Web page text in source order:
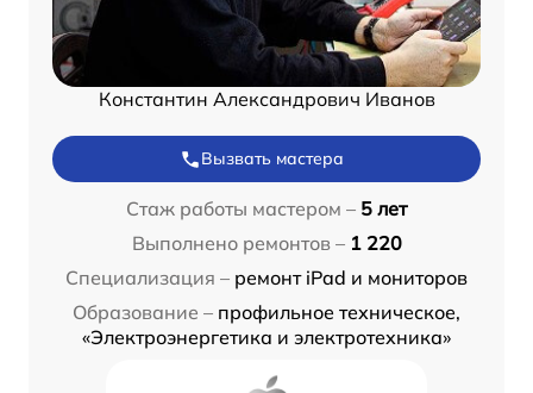
Константин Александрович Иванов
Вызвать мастера
Стаж работы мастером – 5 лет
Выполнено ремонтов – 1 220
Специализация – ремонт iPad и мониторов
Образование – профильное техническое,
«Электроэнергетика и электротехника»